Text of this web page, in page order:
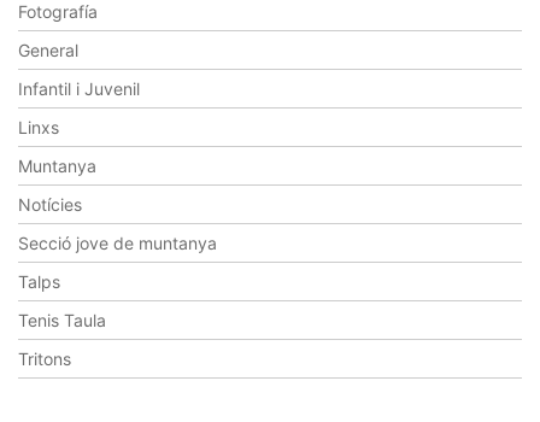
Fotografía
General
Infantil i Juvenil
Linxs
Muntanya
Notícies
Secció jove de muntanya
Talps
Tenis Taula
Tritons